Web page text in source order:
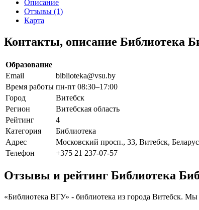
Описание
Отзывы (1)
Карта
Контакты, описание Библиотека
Образование
Email
biblioteka@vsu.by
Время работы пн-пт 08:30–17:00
Город
Витебск
Регион
Витебская область
Рейтинг
4
Категория
Библиотека
Адрес
Московский просп., 33, Витебск,
Телефон
+375 21 237-07-57
Отзывы и рейтинг Библиотека
«Библиотека ВГУ» - библиотека из города Витебск.